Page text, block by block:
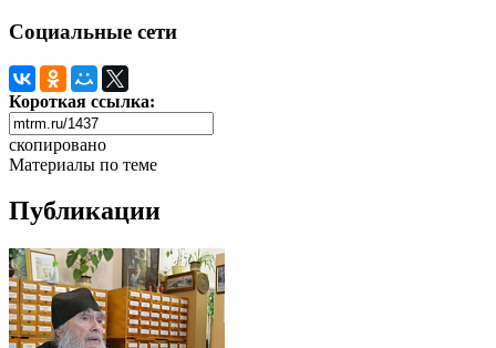
Социальные сети
Короткая ссылка:
скопировано
Материалы по теме
Публикации